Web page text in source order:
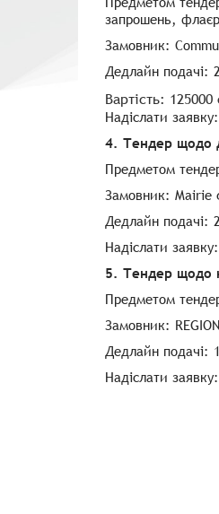
запрошень,
Замовник:
Дедлайн подачі:
Вартість: 125000
Надіслати заявку:
4. Тендер щодо
Предметом
Замовник: Mairie
Дедлайн подачі:
Надіслати заявку:
5. Тендер щодо
Предметом
Замовник:
Дедлайн подачі:
Надіслати заявку: